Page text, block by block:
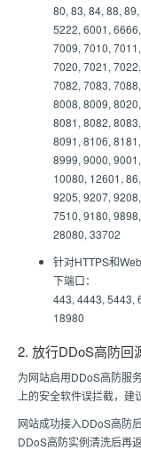
80, 83, 84, 88,
5222, 6001,
7009, 7010,
7020, 7021,
7082, 7083,
8008, 8009,
8081, 8082,
8091, 8106,
8999, 9000,
10080, 12601,
9205, 9207,
7510, 9180,
28080, 33702
针对HTTPS和
下端口：
443, 4443, 5443,
18980
2. 放行DDoS高防回
为网站启用DDoS高防服
上的安全软件误拦截，建
网站成功接入DDoS高防
DDoS高防实例清洗后再